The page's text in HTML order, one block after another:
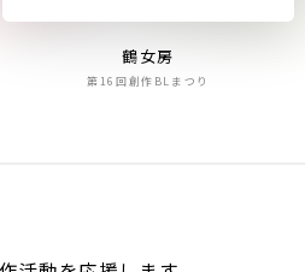
鶴女房
第16回創作BLまつり